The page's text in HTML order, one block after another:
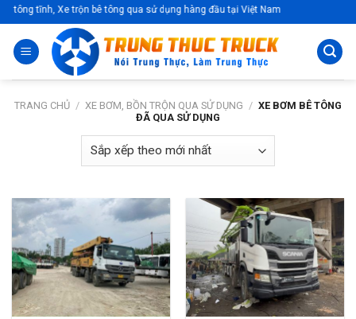
Skip
to
content
tĩnh, Xe trộn bê tông qua sử dụng hàng đầu tại Việt Nam
TRANG CHỦ / XE BƠM, BỒN TRỘN QUA SỬ DỤNG / XE BƠM BÊ TÔNG
ĐÃ QUA SỬ DỤNG